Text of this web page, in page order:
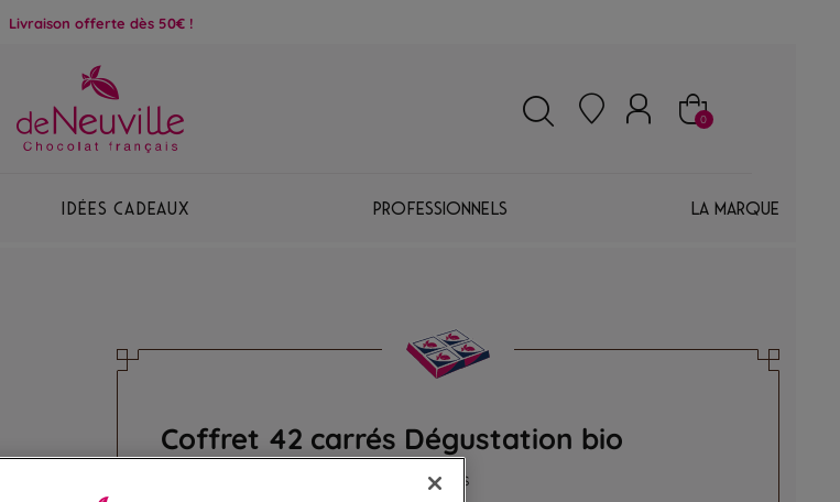
Livraison offerte dès 50€ !
0
Idées Cadeaux Professionnels La marque
Coffret 42 carrés Dégustation bio
Assortiment de 7 recettes découvertes